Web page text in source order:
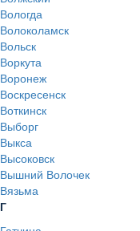
Вологда
Волоколамск
Вольск
Воркута
Воронеж
Воскресенск
Воткинск
Выборг
Выкса
Высоковск
Вышний Волочек
Вязьма
Г